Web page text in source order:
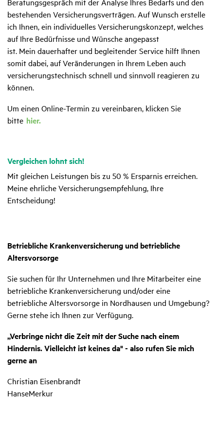
bestehenden Versicherungsverträgen. Auf Wunsch erstelle
ich Ihnen, ein individuelles Versicherungskonzept, welches
auf Ihre Bedürfnisse und Wünsche angepasst
ist. Mein dauerhafter und begleitender Service hilft Ihnen
somit dabei, auf Veränderungen in Ihrem Leben auch
versicherungstechnisch schnell und sinnvoll reagieren zu
können.
Um einen Online-Termin zu vereinbaren, klicken Sie
bitte hier.
Vergleichen lohnt sich!
Mit gleichen Leistungen bis zu 50 % Ersparnis erreichen.
Meine ehrliche Versicherungsempfehlung, Ihre
Entscheidung!
Betriebliche Krankenversicherung und betriebliche
Altersvorsorge
Sie suchen für Ihr Unternehmen und Ihre Mitarbeiter eine
betriebliche Krankenversicherung und/oder eine
betriebliche Altersvorsorge in Nordhausen und Umgebung?
Gerne stehe ich Ihnen zur Verfügung.
„Verbringe nicht die Zeit mit der Suche nach einem
Hindernis. Vielleicht ist keines da" - also rufen Sie mich
gerne an
Christian Eisenbrandt
HanseMerkur